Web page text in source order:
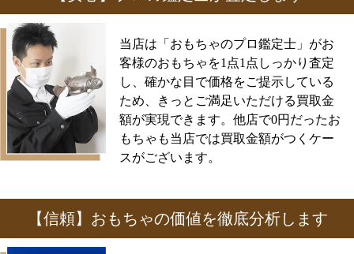
当店は「おもちゃのプロ鑑定士」がお
客様のおもちゃを1点1点しっかり査定
し、確かな目で価格をご提示している
ため、きっとご満足いただける買取金
額が実現できます。他店で0円だったお
もちゃも当店では買取金額がつくケー
スがございます。
【信頼】おもちゃの価値を徹底分析します